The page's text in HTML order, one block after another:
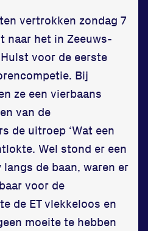
vertrokken zondag 7
naar het in Zeeuws-
voor de eerste
Bij
ze een vierbaans
van de
de uitroep ‘Wat een
Wel stond er een
de baan, waren er
voor de
de ET vlekkeloos en
moeite te hebben